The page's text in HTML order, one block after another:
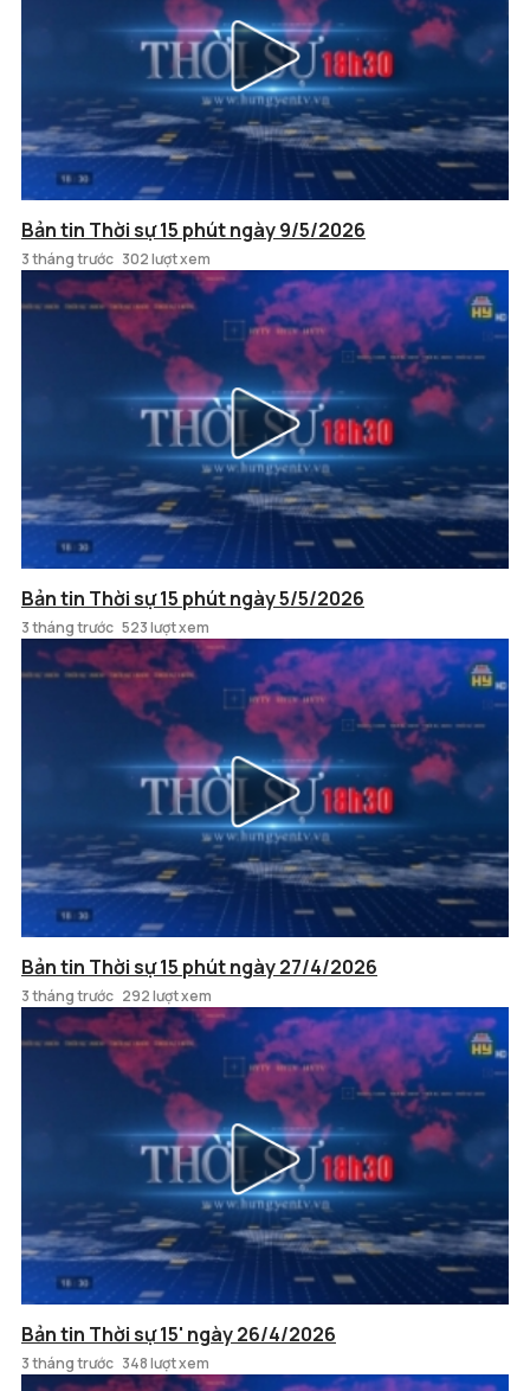
Bản tin Thời sự 15 phút ngày 9/5/2026
3 tháng trước 302 lượt xem
Bản tin Thời sự 15 phút ngày 5/5/2026
3 tháng trước 523 lượt xem
Bản tin Thời sự 15 phút ngày 27/4/2026
3 tháng trước 292 lượt xem
Bản tin Thời sự 15' ngày 26/4/2026
3 tháng trước 348 lượt xem